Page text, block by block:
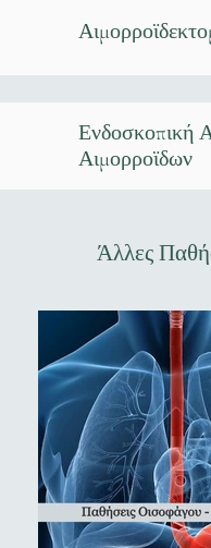
Ενδοσκοπική
Αιμορροϊδων
Άλλες